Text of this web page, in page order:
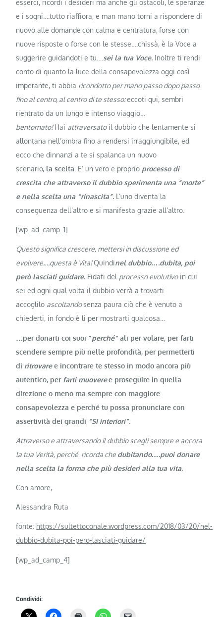
esserci, ricordi i desideri ma anche gli ostacoli, le speranze
e i sogni….tutto riaffiora, e man mano torni a rispondere di
nuovo alle domande con calma e centratura, forse con
nuove risposte o forse con le stesse….chissà, è la Voce a
suggerire guidandoti e tu…. sei la tua Voce. Inoltre ti rendi
conto di quanto la luce della consapevolezza oggi così
imperante, ti abbia ricondotto per mano passo dopo passo
fino al centro, al centro di te stesso:eccoti qui, sembri
rientrato da un lungo e intenso viaggio…
bentornato!Hai attraversatoil dubbio che lentamente si
allontana nell’ombra fino a rendersi irraggiungibile, ed
ecco che dinnanzi a te si spalanca un nuovo
scenario, la scelta . E’ un vero e proprio processo di
crescita che attraverso il dubbio sperimenta una “morte”
e nella scelta una “rinascita”. L’uno diventa la
conseguenza dell’altro e si manifesta grazie all’altro.
[wp_ad_camp_1]
Questo significa crescere, mettersi in discussione ed
evolvere….questa è Vita!Quindinel dubbio….dubita, poi
però lasciati guidare. Fidati del processo evolutivoin cui
sei ed ogni qual volta il dubbio verrà a trovarti
accoglilo ascoltandosenza paura ciò che è venuto a
chiederti, in fondo è li per mostrarti qualcosa…
…per donarti coi suoi “perché”ali per volare, per farti
scendere sempre più nelle profondità, per permetterti
di ritrovaree incontrare te stesso in modo ancora più
autentico, per farti muoveree proseguire in quella
direzione o meno ma sempre con maggiore
consapevolezza e perché tu possa pronunciare con
assertività dei grandi “SI interiori”.
Attraverso e attraversando il dubbio scegli sempre e ancora
la tua Verità, perché ricorda che dubitando….puoi donare
nella scelta la forma che più desideri alla tua vita.
Con amore,
Alessandra Ruta
fonte: https://sultettoconale.wordpress.com/2018/03/20/nel-
dubbio-dubita-poi-pero-lasciati-guidare/
[wp_ad_camp_4]
Condividi: